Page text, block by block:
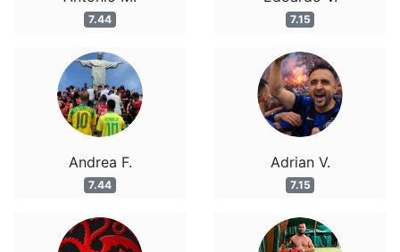
7.44
Andrea F.
7.44
7.15
Adrian V.
7.15